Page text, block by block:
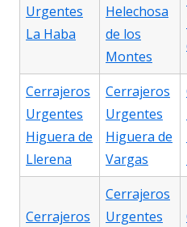
Urgentes
La Haba
Helechosa
de los
Montes
Cerrajeros
Urgentes
Higuera de
Llerena
Cerrajeros
Urgentes
Higuera de
Vargas
Cerrajeros
Cerrajeros
Urgentes